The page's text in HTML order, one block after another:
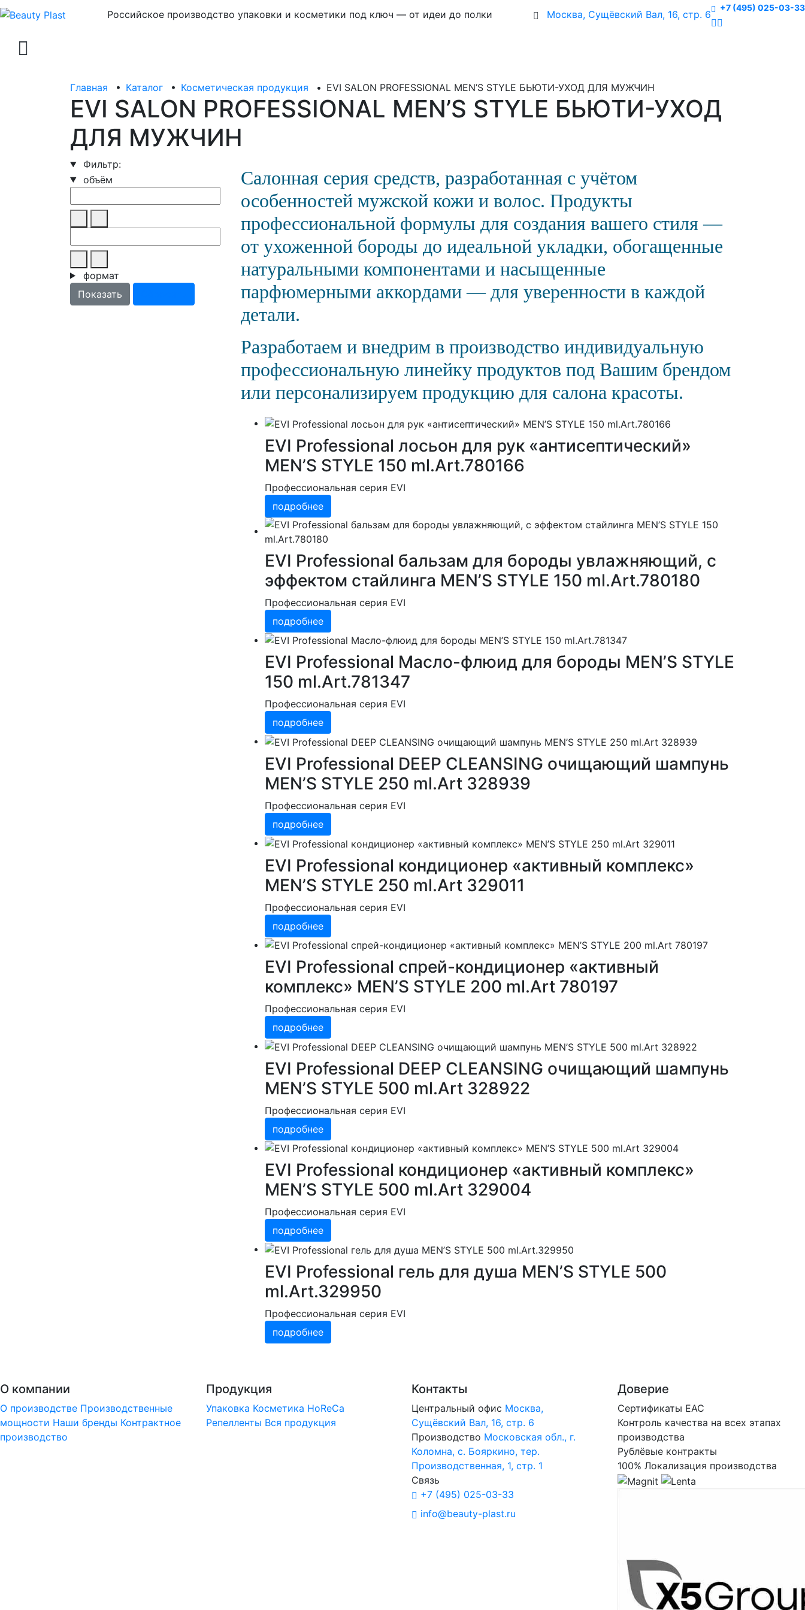
Российское производство упаковки и косметики под ключ — от идеи до полки Москва, Сущёвский Вал, 16, стр. 6
+7 (495) 025-03-33
Главная • Каталог • Косметическая продукция • EVI SALON PROFESSIONAL MEN’S STYLE БЬЮТИ-УХОД ДЛЯ МУЖЧИН
EVI SALON PROFESSIONAL MEN’S STYLE БЬЮТИ-УХОД
ДЛЯ МУЖЧИН
Фильтр:
объём
формат
Салонная серия средств, разработанная с учётом
особенностей мужской кожи и волос. Продукты
профессиональной формулы для создания вашего стиля —
от ухоженной бороды до идеальной укладки, обогащенные
натуральными компонентами и насыщенные
парфюмерными аккордами — для уверенности в каждой
детали.
Разработаем и внедрим в производство индивидуальную
профессиональную линейку продуктов под Вашим брендом
или персонализируем продукцию для салона красоты.
EVI Professional лосьон для рук «антисептический»
MEN’S STYLE 150 ml.Art.780166
Профессиональная серия EVI
подробнее
EVI Professional бальзам для бороды увлажняющий, с
эффектом стайлинга MEN’S STYLE 150 ml.Art.780180
Профессиональная серия EVI
подробнее
EVI Professional Масло-флюид для бороды MEN’S STYLE
150 ml.Art.781347
Профессиональная серия EVI
подробнее
EVI Professional DEEP CLEANSING очищающий шампунь
MEN’S STYLE 250 ml.Art 328939
Профессиональная серия EVI
подробнее
EVI Professional кондиционер «активный комплекс»
MEN’S STYLE 250 ml.Art 329011
Профессиональная серия EVI
подробнее
EVI Professional спрей-кондиционер «активный
комплекс» MEN’S STYLE 200 ml.Art 780197
Профессиональная серия EVI
подробнее
EVI Professional DEEP CLEANSING очищающий шампунь
MEN’S STYLE 500 ml.Art 328922
Профессиональная серия EVI
подробнее
EVI Professional кондиционер «активный комплекс»
MEN’S STYLE 500 ml.Art 329004
Профессиональная серия EVI
подробнее
EVI Professional гель для душа MEN’S STYLE 500
ml.Art.329950
Профессиональная серия EVI
подробнее
О компании
О производстве Производственные
мощности Наши бренды Контрактное
производство
Продукция
Упаковка Косметика HoReCa
Репелленты Вся продукция
Контакты
Центральный офис Москва,
Сущёвский Вал, 16, стр. 6
Производство Московская обл., г.
Коломна, с. Бояркино, тер.
Производственная, 1, стр. 1
Связь
+7 (495) 025-03-33
info@beauty-plast.ru
Доверие
Сертификаты ЕАС
Контроль качества на всех этапах
производства
Рублёвые контракты
100% Локализация производства